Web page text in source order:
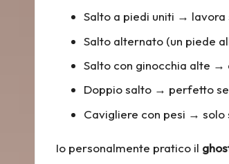
Salto a piedi uniti → lavora
Salto alternato (un piede
Salto con ginocchia alte
Doppio salto → perfetto
Cavigliere con pesi → solo
Io personalmente pratico il